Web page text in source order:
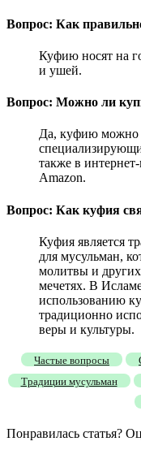
Вопрос: Как
Куфию носят на
и ушей.
Вопрос: Можно ли
Да, куфию можно
также в
Amazon.
Вопрос: Как куфия
Куфия является
для мусульман,
молитвы и
мечетях. В
использованию
традиционно
веры и культуры.
Частые вопросы
Традиции мусульман
Понравилась статья?